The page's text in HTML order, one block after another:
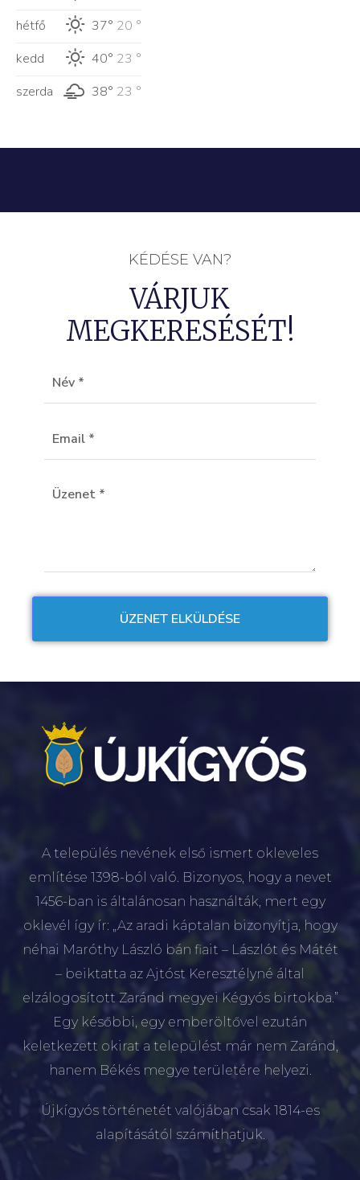
hétfő
37° 20 °
kedd
40° 23 °
szerda
38° 23 °
KÉDÉSE VAN?
VÁRJUK
MEGKERESÉSÉT!
A település nevének első ismert okleveles
említése 1398-ból való. Bizonyos, hogy a nevet
1456-ban is általánosan használták, mert egy
oklevél így ír: „Az aradi káptalan bizonyítja, hogy
néhai Maróthy László bán fiait – Lászlót és Mátét
– beiktatta az Ajtóst Keresztélyné által
elzálogosított Zaránd megyei Kégyós birtokba.”
Egy későbbi, egy emberöltővel ezután
keletkezett okirat a települést már nem Zaránd,
hanem Békés megye területére helyezi.
Újkígyós történetét valójában csak 1814-es
alapításától számíthatjuk.